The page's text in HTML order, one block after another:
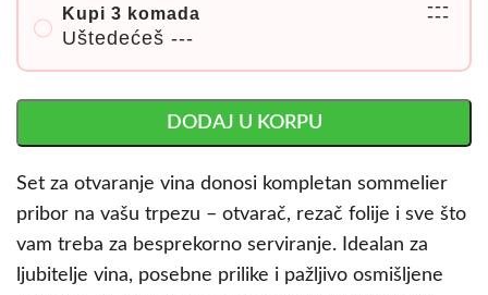
Kupi 3 komada
Uštedećeš ---
---
---
DODAJ U KORPU
Set za otvaranje vina donosi kompletan sommelier
pribor na vašu trpezu – otvarač, rezač folije i sve što
vam treba za besprekorno serviranje. Idealan za
ljubitelje vina, posebne prilike i pažljivo osmišljene